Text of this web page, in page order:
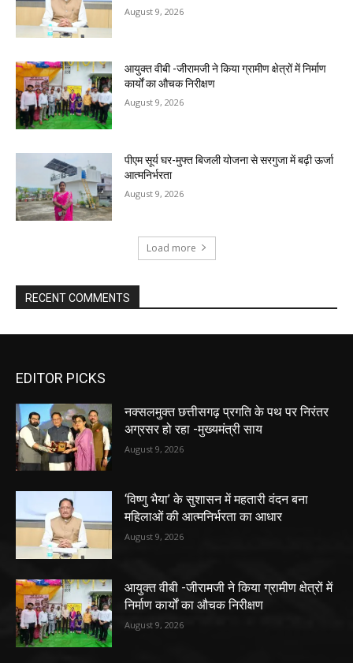
August 9, 2026
आयुक्त वीबी -जीरामजी ने किया ग्रामीण क्षेत्रों में निर्माण
कार्यों का औचक निरीक्षण
August 9, 2026
पीएम सूर्य घर-मुफ्त बिजली योजना से सरगुजा में बढ़ी ऊर्जा
आत्मनिर्भरता
August 9, 2026
Load more
RECENT COMMENTS
EDITOR PICKS
नक्सलमुक्त छत्तीसगढ़ प्रगति के पथ पर निरंतर
अग्रसर हो रहा -मुख्यमंत्री साय
August 9, 2026
‘विष्णु भैया’ के सुशासन में महतारी वंदन बना
महिलाओं की आत्मनिर्भरता का आधार
August 9, 2026
आयुक्त वीबी -जीरामजी ने किया ग्रामीण क्षेत्रों में
निर्माण कार्यों का औचक निरीक्षण
August 9, 2026